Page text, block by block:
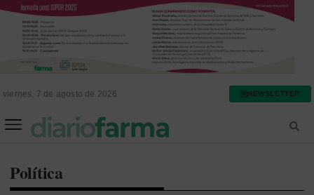
viernes, 7 de agosto de 2026 NEWSLETTER
Política